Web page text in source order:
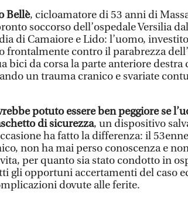
Bellè, cicloamatore di 53 anni di
soccorso dell’ospedale Versilia dal
di Camaiore e Lido: l’uomo,
frontalmente contro il parabrezza
bici da corsa la parte anteriore destra
un trauma cranico e svariate
potuto essere ben peggiore se
di sicurezza, un dispositivo
ha fatto la differenza: il
non ha mai perso conoscenza e
per quanto sia stato condotto in
gli opportuni accertamenti del caso
dovute alle ferite.